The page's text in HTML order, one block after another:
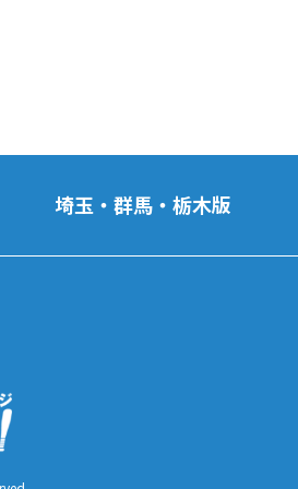
埼玉・群馬・栃木版